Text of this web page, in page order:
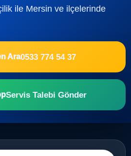
ile Mersin ve ilçelerinde
Ara0533 774 54 37
Servis Talebi Gönder